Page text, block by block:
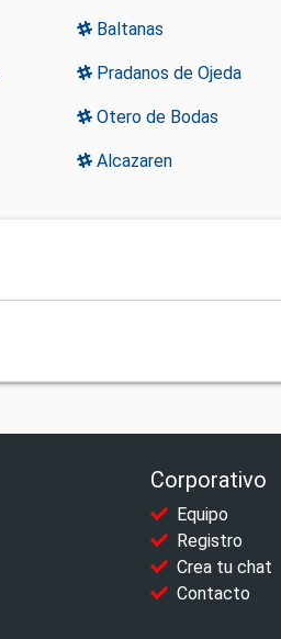
Baltanas
Pradanos de Ojeda
Otero de Bodas
Alcazaren
Corporativo
Equipo
Registro
Crea tu chat
Contacto